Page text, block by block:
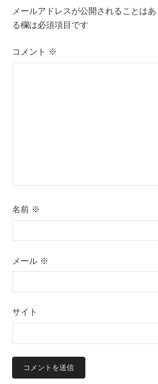
ョ
ン
メールアドレスが公開されることはあ
る欄は必須項目です
コメント ※
名前 ※
メール ※
サイト